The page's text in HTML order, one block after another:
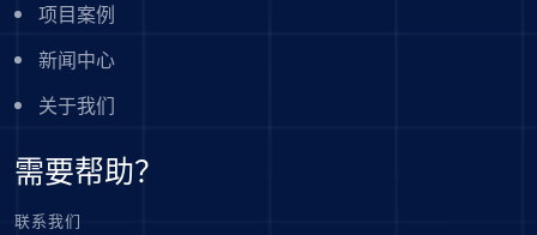
项目案例
新闻中心
关于我们
需要帮助？
联系我们